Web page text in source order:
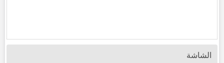
الشاشة